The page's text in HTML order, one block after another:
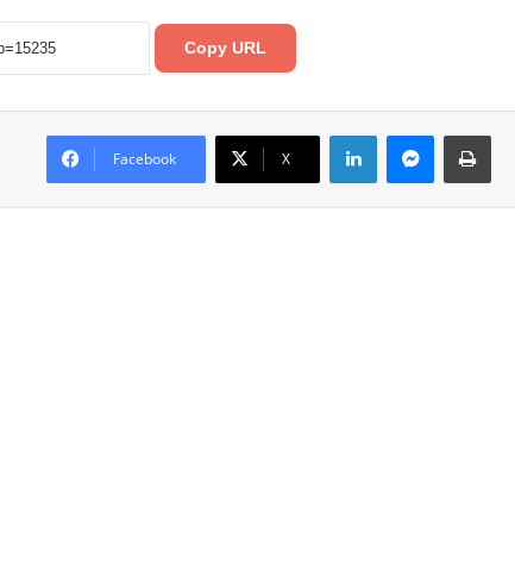
Copy URL
Facebook X
LinkedInMessengerPrint